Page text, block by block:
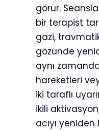
görür.
bir terapist
gazi,
gözünde
aynı
hareketleri
iki taraflı
ikili
acıyı